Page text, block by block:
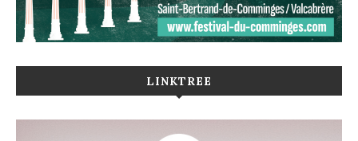
LINKTREE